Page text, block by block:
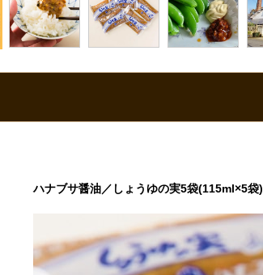
ハナブサ醤油／しょうゆの実5袋(115ml×5袋)